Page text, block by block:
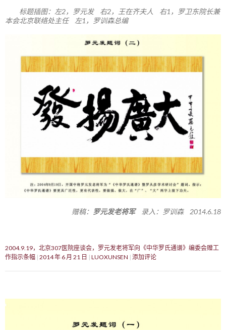
标题插图：左2，罗元发 右2，王在齐夫人 右1，罗卫东院长兼
本会北京联络处主任 左1，罗训森总编
赠稿： 罗元发老将军录入：罗训森 2014.6.18
2004.9.19，北京307医院座谈会，罗元发老将军向《中华罗氏通谱》编委会赠工
作指示条幅 2014 年 6 月 21 日 LUOXUNSEN 添加评论